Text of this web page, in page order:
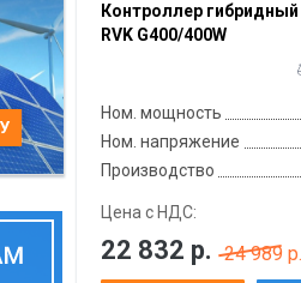
Контроллер гибридный
RVK G400/400W
Ном. мощность
Ном. напряжение
Производство
Цена с НДС:
22 832 р. 24 989 р.